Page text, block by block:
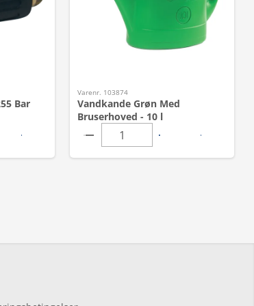
Bar
Varenr. 103874
Vandkande Grøn Med
Bruserhoved - 10 l